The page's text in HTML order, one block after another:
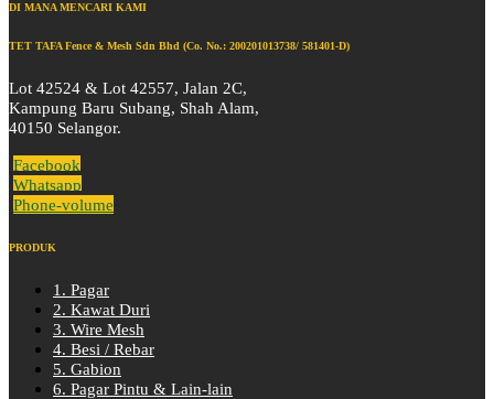
DI MANA MENCARI KAMI
TET TAFA Fence & Mesh Sdn Bhd (Co. No.: 200201013738/ 581401-D)
Lot 42524 & Lot 42557, Jalan 2C,
Kampung Baru Subang, Shah Alam,
40150 Selangor.
Facebook
Whatsapp
Phone-volume
PRODUK
1. Pagar
2. Kawat Duri
3. Wire Mesh
4. Besi / Rebar
5. Gabion
6. Pagar Pintu & Lain-lain